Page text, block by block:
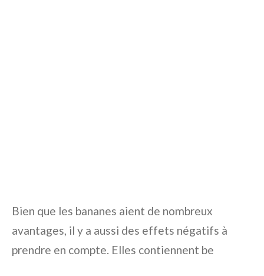
Bien que les bananes aient de nombreux
avantages, il y a aussi des effets négatifs à
prendre en compte. Elles contiennent be